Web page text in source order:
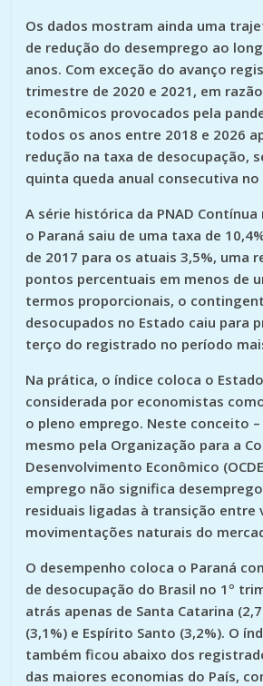
Os dados mostram ainda uma
de redução do desemprego ao
anos. Com exceção do avanço
trimestre de 2020 e 2021, em
econômicos provocados pela
todos os anos entre 2018 e 2026
redução na taxa de desocupação,
quinta queda anual consecutiva no
A série histórica da PNAD
o Paraná saiu de uma taxa de
de 2017 para os atuais 3,5%, uma
pontos percentuais em menos de
termos proporcionais, o
desocupados no Estado caiu para
terço do registrado no período
Na prática, o índice coloca o
considerada por economistas
o pleno emprego. Neste conceito
mesmo pela Organização para a
Desenvolvimento Econômico
emprego não significa
residuais ligadas à transição entre
movimentações naturais do
O desempenho coloca o Paraná
de desocupação do Brasil no 1º
atrás apenas de Santa Catarina
(3,1%) e Espírito Santo (3,2%). O
também ficou abaixo dos
das maiores economias do País,